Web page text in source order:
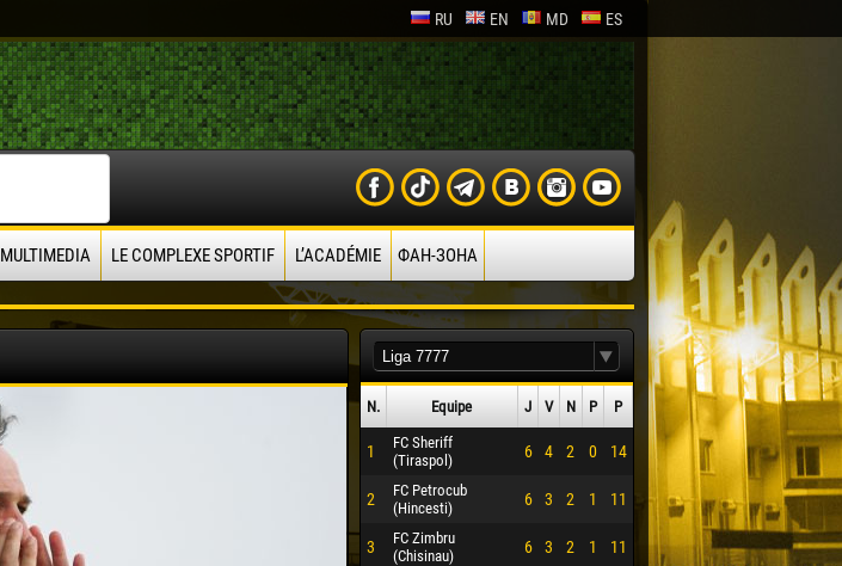
RU EN MD ES
MULTIMEDIA LE COMPLEXE SPORTIF L’ACADÉMIE ФАН-ЗОНА
N. Equipe J V N P P
1
FC Sheriff
(Tiraspol)
6 4 2 0 14
2
FC Petrocub
(Hincesti)
6 3 2 1 11
3
FC Zimbru
(Chisinau)
6 3 2 1 11